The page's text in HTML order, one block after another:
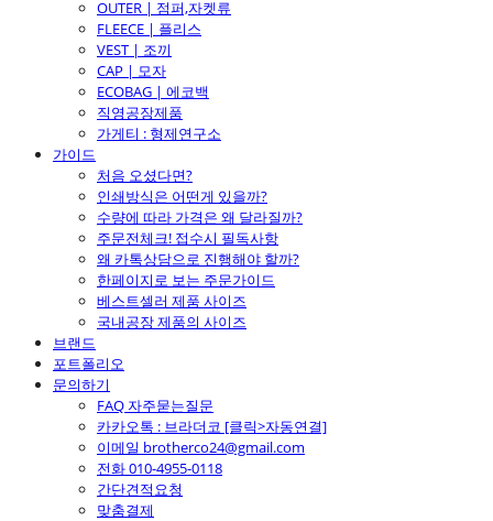
OUTER | 점퍼,자켓류
FLEECE | 플리스
VEST | 조끼
CAP | 모자
ECOBAG | 에코백
직영공장제품
가게티 : 형제연구소
가이드
처음 오셨다면?
인쇄방식은 어떤게 있을까?
수량에 따라 가격은 왜 달라질까?
주문전체크! 접수시 필독사항
왜 카톡상담으로 진행해야 할까?
한페이지로 보는 주문가이드
베스트셀러 제품 사이즈
국내공장 제품의 사이즈
브랜드
포트폴리오
문의하기
FAQ 자주묻는질문
카카오톡 : 브라더코 [클릭>자동연결]
이메일 brotherco24@gmail.com
전화 010-4955-0118
간단견적요청
맞춤결제